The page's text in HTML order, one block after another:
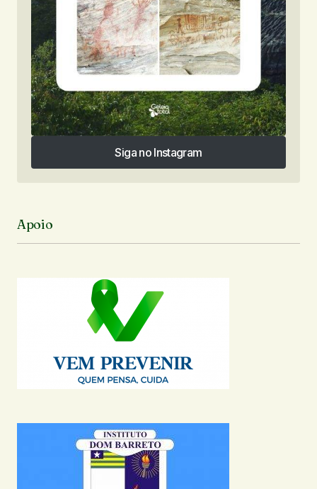
Siga no Instagram
Siga no Instagram
Apoio